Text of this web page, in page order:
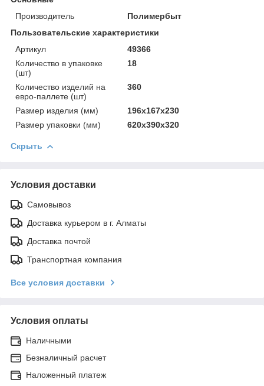
Производитель
Полимербыт
Пользовательские характеристики
Артикул
49366
Количество в упаковке
(шт)
18
Количество изделий на
евро-паллете (шт)
360
Размер изделия (мм)
196х167х230
Размер упаковки (мм)
620х390х320
Скрыть
Условия доставки
Самовывоз
Доставка курьером в г. Алматы
Доставка почтой
Транспортная компания
Все условия доставки
Условия оплаты
Наличными
Безналичный расчет
Наложенный платеж